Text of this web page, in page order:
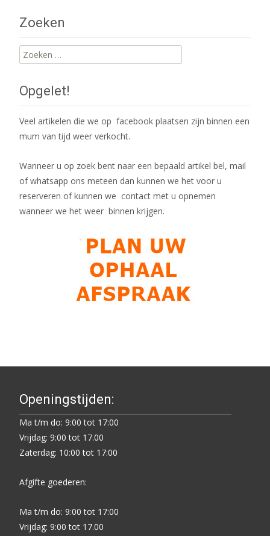
navigation
Zoeken
Zoeken
naar:
Opgelet!
Veel artikelen die we op facebook plaatsen zijn binnen een
mum van tijd weer verkocht.
Wanneer u op zoek bent naar een bepaald artikel bel, mail
of whatsapp ons meteen dan kunnen we het voor u
reserveren of kunnen we contact met u opnemen
wanneer we het weer binnen krijgen.
Openingstijden:
Ma t/m do: 9:00 tot 17:00
Vrijdag: 9:00 tot 17.00
Zaterdag: 10:00 tot 17:00
Afgifte goederen:
Ma t/m do: 9:00 tot 17:00
Vrijdag: 9:00 tot 17.00